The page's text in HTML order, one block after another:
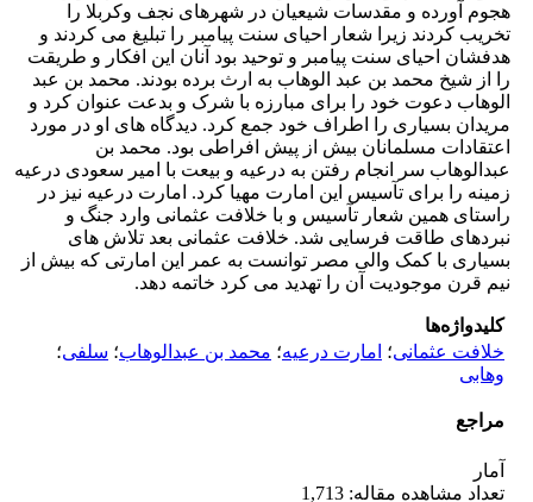
هجوم آورده و مقدسات شیعیان در شهرهای نجف و‌کربلا را
تخریب کردند زیرا شعار احیای سنت پیامبر را تبلیغ می کردند و
هدفشان احیای سنت پیامبر و توحید بود آنان این افکار و طریقت
را از شیخ محمد بن عبد الوهاب به ارث برده بودند. محمد بن عبد
الوهاب دعوت خود را برای مبارزه با شرک و بدعت عنوان کرد و
‌مریدان بسیاری را اطراف خود جمع کرد. دیدگاه های او در مورد
اعتقادات مسلمانان بیش از پیش افراطی بود. محمد بن
عبدالوهاب سر انجام رفتن به درعیه و بیعت با امیر سعودی درعیه
زمینه را برای تآسیس این امارت مهیا کرد. امارت درعیه نیز در
راستای همین شعار تآسیس و با خلافت عثمانی وارد جنگ و
نبردهای طاقت فرسایی شد. خلافت عثمانی بعد تلاش های
بسیاری با کمک والی مصر توانست به عمر این امارتی که بیش از
نیم قرن موجودیت آن را تهدید می کرد خاتمه دهد.
کلیدواژه‌ها
خلافت عثمانی؛ امارت درعیه؛ محمد بن عبدالوهاب؛ سلفی؛
وهابی
مراجع
آمار
تعداد مشاهده مقاله: 1,713